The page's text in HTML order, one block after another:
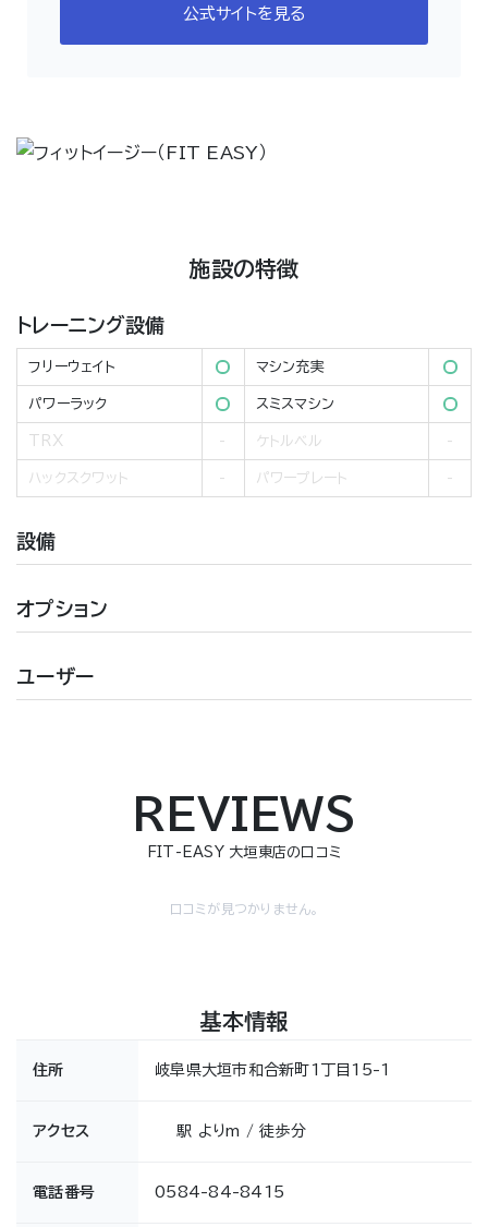
公式サイトを見る
施設の特徴
トレーニング設備
フリーウェイト マシン充実
パワーラック スミスマシン
TRX ケトルベル
ハックスクワット パワープレート
設備
オプション
ユーザー
REVIEWS
FIT-EASY 大垣東店の口コミ
口コミが見つかりません。
基本情報
住所 岐阜県大垣市和合新町1丁目15-1
アクセス 駅 よりm / 徒歩分
電話番号 0584-84-8415